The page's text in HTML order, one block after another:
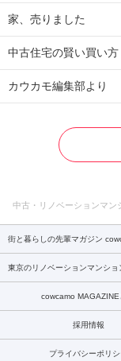
家、売りました
中古住宅の賢い買い方
カウカモ編集部より
中古・リノベーションマン
街と暮らしの先輩マガジン
東京のリノベーションマンシ
cowcamo MAGAZINE
採用情報
プライバシーポリシ